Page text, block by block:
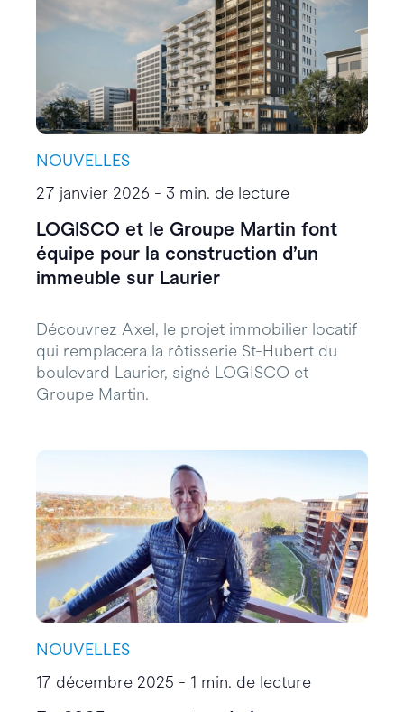
NOUVELLES
27 janvier 2026 - 3 min. de lecture
LOGISCO et le Groupe Martin font
équipe pour la construction d’un
immeuble sur Laurier
Découvrez Axel, le projet immobilier locatif
qui remplacera la rôtisserie St-Hubert du
boulevard Laurier, signé LOGISCO et
Groupe Martin.
NOUVELLES
17 décembre 2025 - 1 min. de lecture